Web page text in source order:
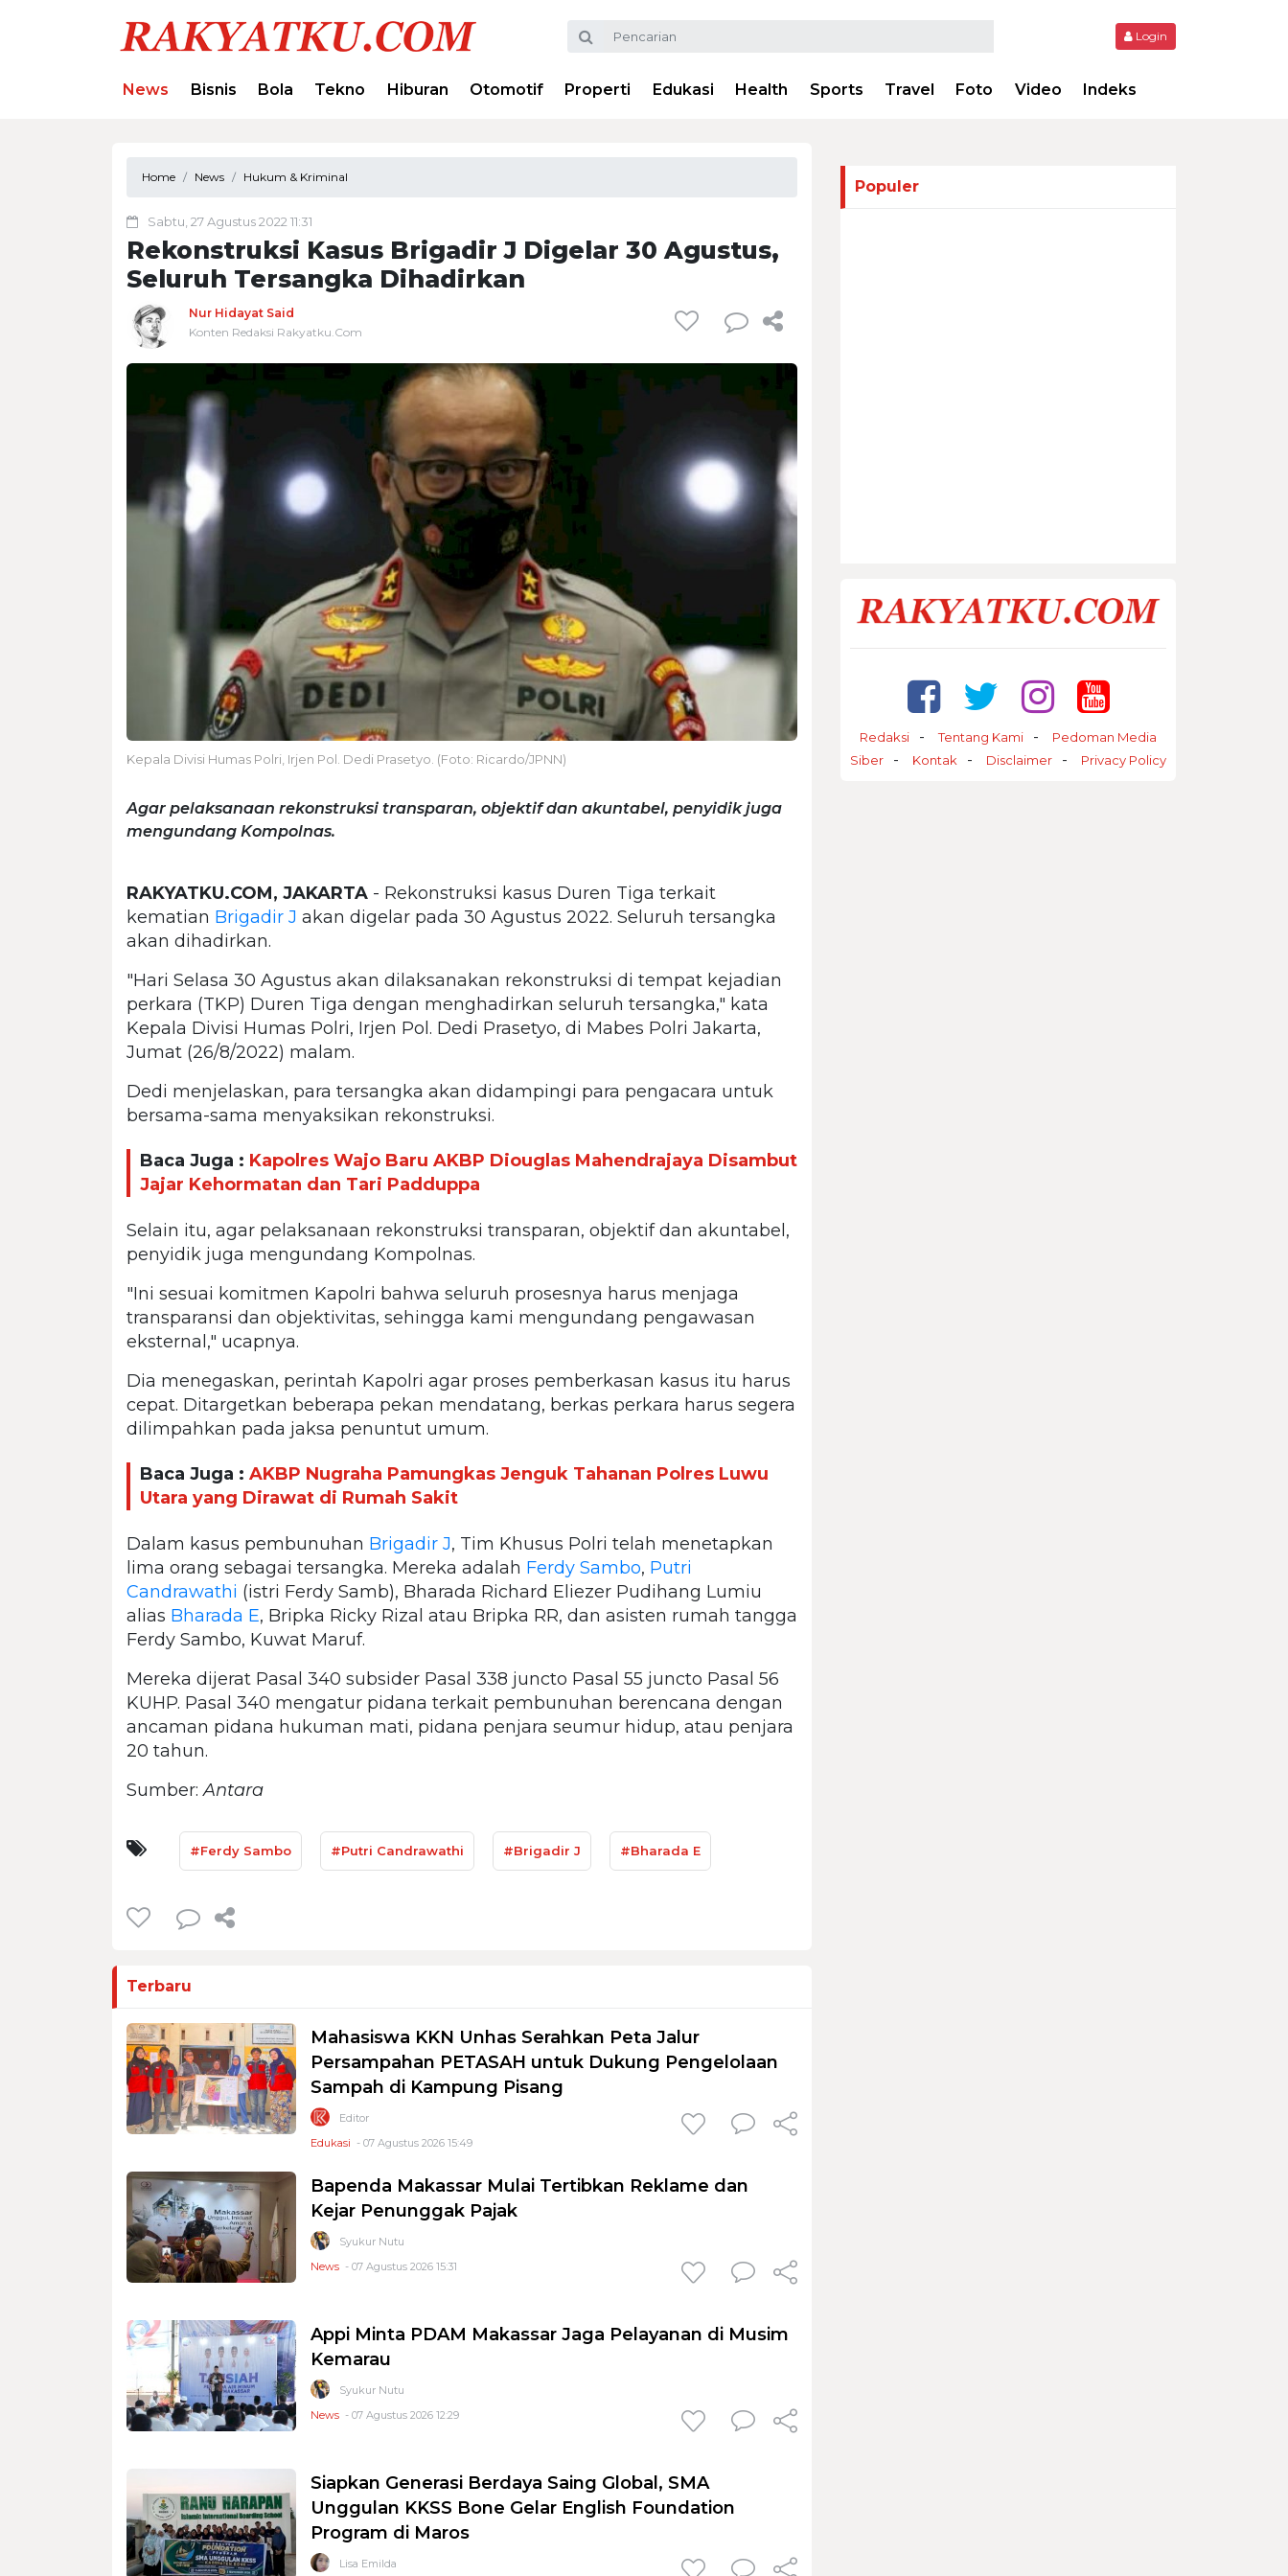
Login
News Bisnis Bola Tekno Hiburan Otomotif Properti Edukasi Health Sports Travel Foto Video Indeks
Home News Hukum & Kriminal
Sabtu, 27 Agustus 2022 11:31
Rekonstruksi Kasus Brigadir J Digelar 30 Agustus,
Seluruh Tersangka Dihadirkan
Nur Hidayat Said
Konten Redaksi Rakyatku.Com
Kepala Divisi Humas Polri, Irjen Pol. Dedi Prasetyo. (Foto: Ricardo/JPNN)
Agar pelaksanaan rekonstruksi transparan, objektif dan akuntabel, penyidik juga
mengundang Kompolnas.
RAKYATKU.COM, JAKARTA - Rekonstruksi kasus Duren Tiga terkait
kematian Brigadir J akan digelar pada 30 Agustus 2022. Seluruh tersangka
akan dihadirkan.
"Hari Selasa 30 Agustus akan dilaksanakan rekonstruksi di tempat kejadian
perkara (TKP) Duren Tiga dengan menghadirkan seluruh tersangka," kata
Kepala Divisi Humas Polri, Irjen Pol. Dedi Prasetyo, di Mabes Polri Jakarta,
Jumat (26/8/2022) malam.
Dedi menjelaskan, para tersangka akan didampingi para pengacara untuk
bersama-sama menyaksikan rekonstruksi.
Baca Juga : Kapolres Wajo Baru AKBP Diouglas Mahendrajaya Disambut
Jajar Kehormatan dan Tari Padduppa
Selain itu, agar pelaksanaan rekonstruksi transparan, objektif dan akuntabel,
penyidik juga mengundang Kompolnas.
"Ini sesuai komitmen Kapolri bahwa seluruh prosesnya harus menjaga
transparansi dan objektivitas, sehingga kami mengundang pengawasan
eksternal," ucapnya.
Dia menegaskan, perintah Kapolri agar proses pemberkasan kasus itu harus
cepat. Ditargetkan beberapa pekan mendatang, berkas perkara harus segera
dilimpahkan pada jaksa penuntut umum.
Baca Juga : AKBP Nugraha Pamungkas Jenguk Tahanan Polres Luwu
Utara yang Dirawat di Rumah Sakit
Dalam kasus pembunuhan Brigadir J, Tim Khusus Polri telah menetapkan
lima orang sebagai tersangka. Mereka adalah Ferdy Sambo, Putri
Candrawathi (istri Ferdy Samb), Bharada Richard Eliezer Pudihang Lumiu
alias Bharada E, Bripka Ricky Rizal atau Bripka RR, dan asisten rumah tangga
Ferdy Sambo, Kuwat Maruf.
Mereka dijerat Pasal 340 subsider Pasal 338 juncto Pasal 55 juncto Pasal 56
KUHP. Pasal 340 mengatur pidana terkait pembunuhan berencana dengan
ancaman pidana hukuman mati, pidana penjara seumur hidup, atau penjara
20 tahun.
Sumber:Antara
#Ferdy Sambo #Putri Candrawathi #Brigadir J #Bharada E
Terbaru
Mahasiswa KKN Unhas Serahkan Peta Jalur
Persampahan PETASAH untuk Dukung Pengelolaan
Sampah di Kampung Pisang
Editor
Edukasi - 07 Agustus 2026 15:49
Bapenda Makassar Mulai Tertibkan Reklame dan
Kejar Penunggak Pajak
Syukur Nutu
News - 07 Agustus 2026 15:31
Appi Minta PDAM Makassar Jaga Pelayanan di Musim
Kemarau
Syukur Nutu
News - 07 Agustus 2026 12:29
Siapkan Generasi Berdaya Saing Global, SMA
Unggulan KKSS Bone Gelar English Foundation
Program di Maros
Lisa Emilda
Populer
Redaksi Tentang Kami
Pedoman Media
Siber
Kontak Disclaimer Privacy Policy